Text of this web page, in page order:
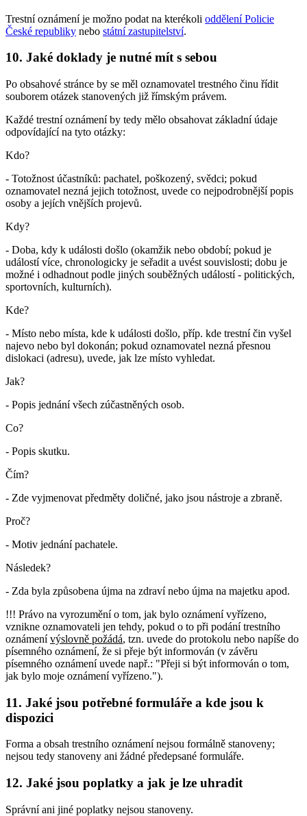
Trestní oznámení je možno podat na kterékoli oddělení Policie
České republiky nebo státní zastupitelství.
10. Jaké doklady je nutné mít s sebou
Po obsahové stránce by se měl oznamovatel trestného činu řídit
souborem otázek stanovených již římským právem.
Každé trestní oznámení by tedy mělo obsahovat základní údaje
odpovídající na tyto otázky:
Kdo?
- Totožnost účastníků: pachatel, poškozený, svědci; pokud
oznamovatel nezná jejich totožnost, uvede co nejpodrobnější popis
osoby a jejích vnějších projevů.
Kdy?
- Doba, kdy k události došlo (okamžik nebo období; pokud je
událostí více, chronologicky je seřadit a uvést souvislosti; dobu je
možné i odhadnout podle jiných souběžných událostí - politických,
sportovních, kulturních).
Kde?
- Místo nebo místa, kde k události došlo, příp. kde trestní čin vyšel
najevo nebo byl dokonán; pokud oznamovatel nezná přesnou
dislokaci (adresu), uvede, jak lze místo vyhledat.
Jak?
- Popis jednání všech zúčastněných osob.
Co?
- Popis skutku.
Čím?
- Zde vyjmenovat předměty doličné, jako jsou nástroje a zbraně.
Proč?
- Motiv jednání pachatele.
Následek?
- Zda byla způsobena újma na zdraví nebo újma na majetku apod.
!!! Právo na vyrozumění o tom, jak bylo oznámení vyřízeno,
vznikne oznamovateli jen tehdy, pokud o to při podání trestního
oznámenívýslovně požádá, tzn. uvede do protokolu nebo napíše do
písemného oznámení, že si přeje být informován (v závěru
písemného oznámení uvede např.: "Přeji si být informován o tom,
jak bylo moje oznámení vyřízeno.").
11. Jaké jsou potřebné formuláře a kde jsou k
dispozici
Forma a obsah trestního oznámení nejsou formálně stanoveny;
nejsou tedy stanoveny ani žádné předepsané formuláře.
12. Jaké jsou poplatky a jak je lze uhradit
Správní ani jiné poplatky nejsou stanoveny.